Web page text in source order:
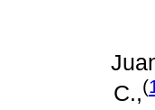
C.,(